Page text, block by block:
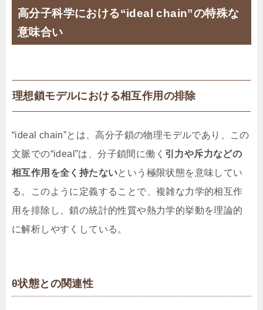
高分子科学における“ideal chain”の特殊な
意味合い
理想鎖モデルにおける相互作用の排除
“ideal chain”とは、高分子鎖の物理モデルであり、この
文脈での“ideal”は、分子鎖間に働く 引力や斥力などの
相互作用を全く持たないという極限状態を意味してい
る。このように定義することで、複雑な力学的相互作
用を排除し、鎖の統計的性質や熱力学的挙動を理論的
に解析しやすくしている。
θ状態との関連性